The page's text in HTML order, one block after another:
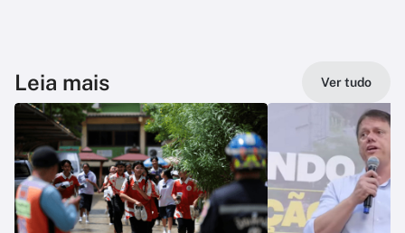
Leia mais Ver tudo